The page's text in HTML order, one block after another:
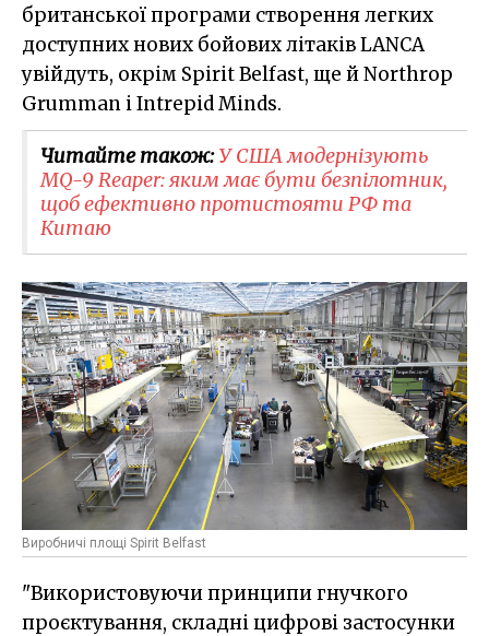
британської програми створення легких
доступних нових бойових літаків LANCA
увійдуть, окрім Spirit Belfast, ще й Northrop
Grumman і Intrepid Minds.
Читайте також:У США модернізують
MQ-9 Reaper: яким має бути безпілотник,
щоб ефективно протистояти РФ та
Китаю
Виробничі площі Spirit Belfast
"Використовуючи принципи гнучкого
проєктування, складні цифрові застосунки